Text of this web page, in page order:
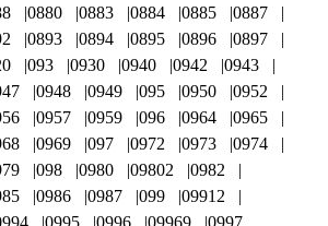
0880 0883 0884 0885
0887
0893 0894 0895 0896
0897
093 0930 0940 0942
0943
0948 0949 095 0950
0952
0957 0959 096 0964
0965
0969 097 0972 0973
0974
098 0980 09802
0982
0986 0987 099
09912